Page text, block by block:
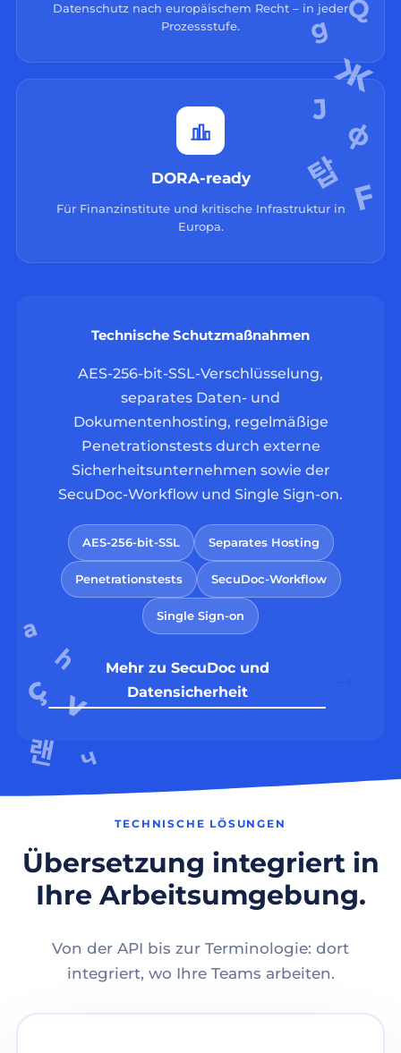
Datenschutz nach europäischem Recht – in jeder
Prozessstufe.
DORA-ready
Für Finanzinstitute und kritische Infrastruktur in
Europa.
Technische Schutzmaßnahmen
AES-256-bit-SSL-Verschlüsselung,
separates Daten- und
Dokumentenhosting, regelmäßige
Penetrationstests durch externe
Sicherheitsunternehmen sowie der
SecuDoc-Workflow und Single Sign-on.
AES-256-bit-SSL Separates Hosting
Penetrationstests SecuDoc-Workflow
Single Sign-on
Mehr zu SecuDoc und
Datensicherheit
TECHNISCHE LÖSUNGEN
Übersetzung integriert in
Ihre Arbeitsumgebung.
Von der API bis zur Terminologie: dort
integriert, wo Ihre Teams arbeiten.